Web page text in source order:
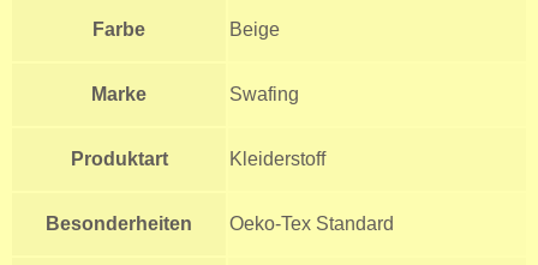
Farbe Beige
Marke Swafing
Produktart Kleiderstoff
Besonderheiten Oeko-Tex Standard